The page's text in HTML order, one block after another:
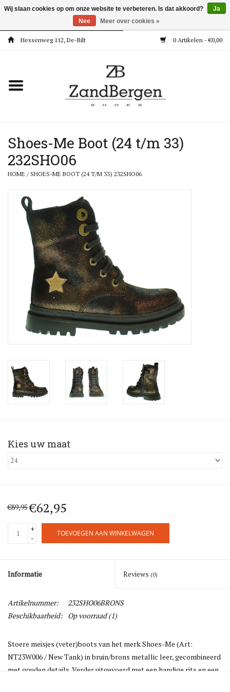
Hessenweg 112, De-Bilt 0 Artikelen - €0,00
Kleding
Meisjes
Jongens
Accessoires
Super Deals
Merken
Shoes-Me Boot (24 t/m 33)
232SHO06
HOME / SHOES-ME BOOT (24 T/M 33) 232SHO06
€89,95€62,95
+
-
TOEVOEGEN AAN WINKELWAGEN
Informatie Reviews (0)
Artikelnummer:
232SHO06BRONS
Beschikbaarheid: Op voorraad(1)
Stoere meisjes (veter)boots van het merk Shoes-Me (Art:
NT23W006 / New Tank) in bruin/brons metallic leer, gecombineerd
met gouden details. Verder uitgevoerd met een handige rits en een
Wij slaan cookies op om onze website te verbeteren. Is dat akkoord?
Ja
Nee
Meer over cookies »